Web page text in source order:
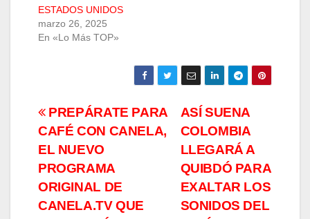
ESTADOS UNIDOS
marzo 26, 2025
En «Lo Más TOP»
Navegación
de
entradas
ASÍ SUENA
COLOMBIA
LLEGARÁ A
QUIBDÓ PARA
EXALTAR LOS
SONIDOS DEL
PREPÁRATE PARA
CAFÉ CON CANELA,
EL NUEVO
PROGRAMA
ORIGINAL DE
CANELA.TV QUE